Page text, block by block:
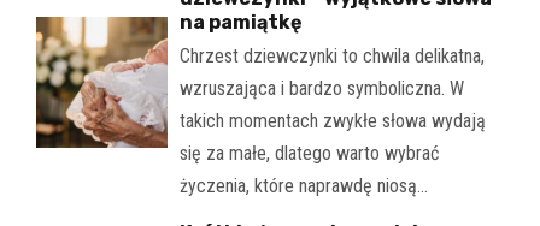
na pamiątkę
Chrzest dziewczynki to chwila delikatna,
wzruszająca i bardzo symboliczna. W
takich momentach zwykłe słowa wydają
się za małe, dlatego warto wybrać
życzenia, które naprawdę niosą…